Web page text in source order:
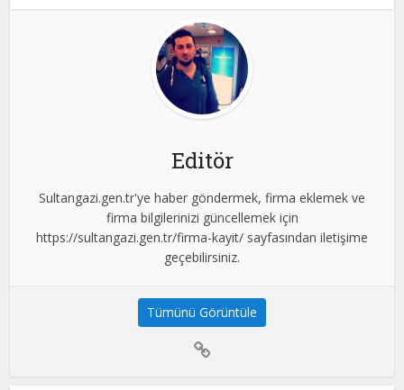
Editör
Sultangazi.gen.tr'ye haber göndermek, firma eklemek ve
firma bilgilerinizi güncellemek için
https://sultangazi.gen.tr/firma-kayit/ sayfasından iletişime
geçebilirsiniz.
Tümünü Görüntüle